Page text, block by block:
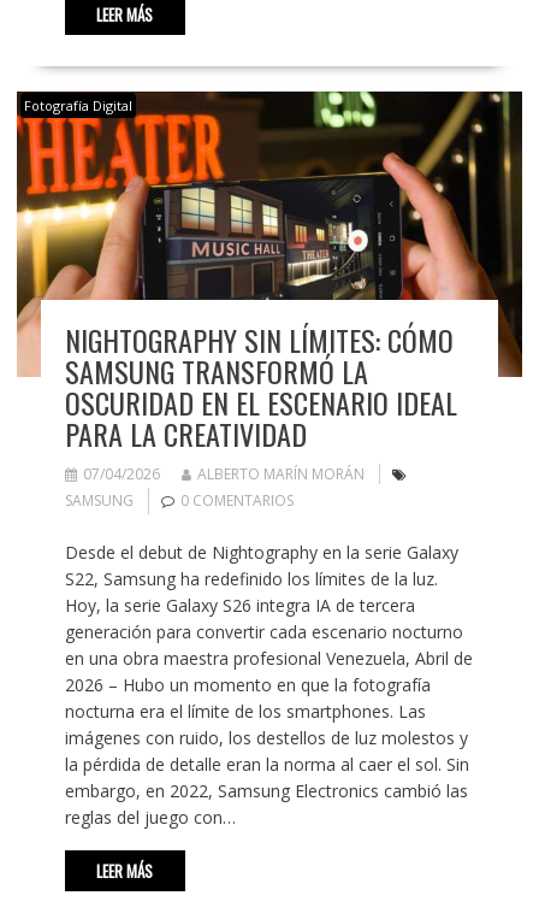
LEER MÁS
Fotografía Digital
NIGHTOGRAPHY SIN LÍMITES: CÓMO
SAMSUNG TRANSFORMÓ LA
OSCURIDAD EN EL ESCENARIO IDEAL
PARA LA CREATIVIDAD
07/04/2026
ALBERTO MARÍN MORÁN
SAMSUNG
0 COMENTARIOS
Desde el debut de Nightography en la serie Galaxy
S22, Samsung ha redefinido los límites de la luz.
Hoy, la serie Galaxy S26 integra IA de tercera
generación para convertir cada escenario nocturno
en una obra maestra profesional Venezuela, Abril de
2026 – Hubo un momento en que la fotografía
nocturna era el límite de los smartphones. Las
imágenes con ruido, los destellos de luz molestos y
la pérdida de detalle eran la norma al caer el sol. Sin
embargo, en 2022, Samsung Electronics cambió las
reglas del juego con…
LEER MÁS